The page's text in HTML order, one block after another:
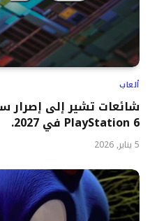
ألعاب
شائعات تشير إلى إصرار
PlayStation 6 في 2027.
5 يناير, 2026